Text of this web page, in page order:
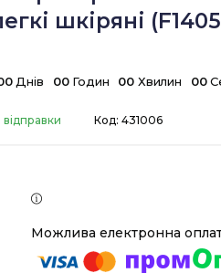
шкіряні
0 Днів 00 Годин 00 Хвилин 00
Код: 431006